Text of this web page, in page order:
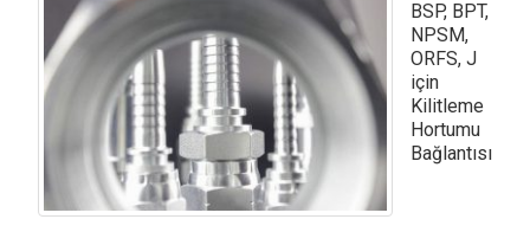
BSP, BPT,
NPSM,
ORFS, J
için
Kilitleme
Hortumu
Bağlantısı